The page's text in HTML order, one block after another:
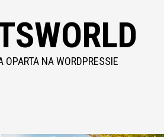
OPARTA NA WORDPRESSIE